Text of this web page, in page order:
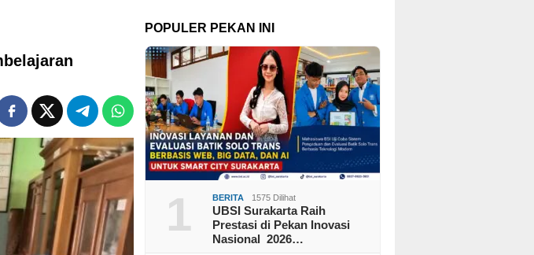
POPULER PEKAN INI
1 BERITA 1575 Dilihat
UBSI Surakarta Raih
Prestasi di Pekan Inovasi
Nasional 2026…